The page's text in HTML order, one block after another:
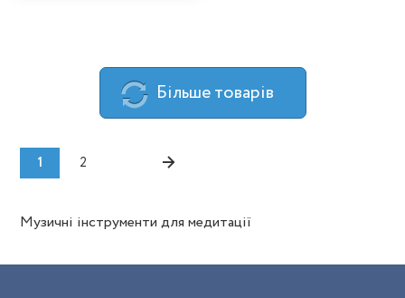
Бiльше товарiв
1 2 →
Музичні інструменти для медитації